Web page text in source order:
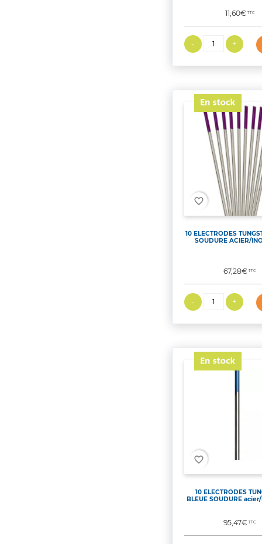
Prix
11,60€TTC
favorite_border
10 ELECTRODES
SOUDURE ACIER/
Prix
67,28€TTC
favorite_border
10 ELECTRODES
BLEUE SOUDURE
Prix
95,47€TTC